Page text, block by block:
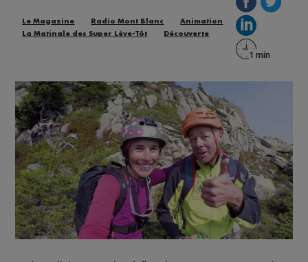
Le Magazine Radio Mont Blanc
Animation
La Matinale des Super Lève-Tôt
Découverte